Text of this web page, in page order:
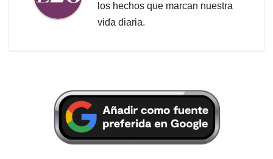
los hechos que marcan nuestra
vida diaria.